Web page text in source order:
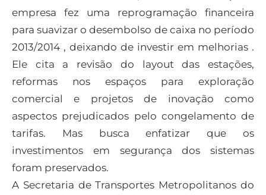
empresa fez uma reprogramação financeira
para suavizar o desembolso de caixa no período
2013/2014 , deixando de investir em melhorias .
Ele cita a revisão do layout das estações,
reformas nos espaços para exploração
comercial e projetos de inovação como
aspectos prejudicados pelo congelamento de
tarifas. Mas busca enfatizar que os
investimentos em segurança dos sistemas
foram preservados.
A Secretaria de Transportes Metropolitanos do